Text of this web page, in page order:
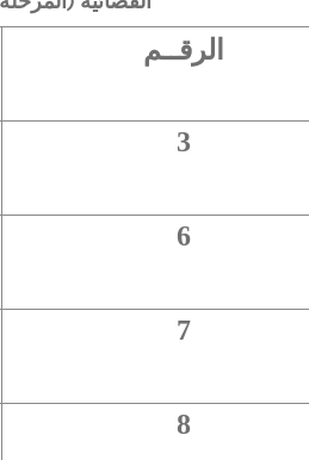
الرقــم
3
6
7
8